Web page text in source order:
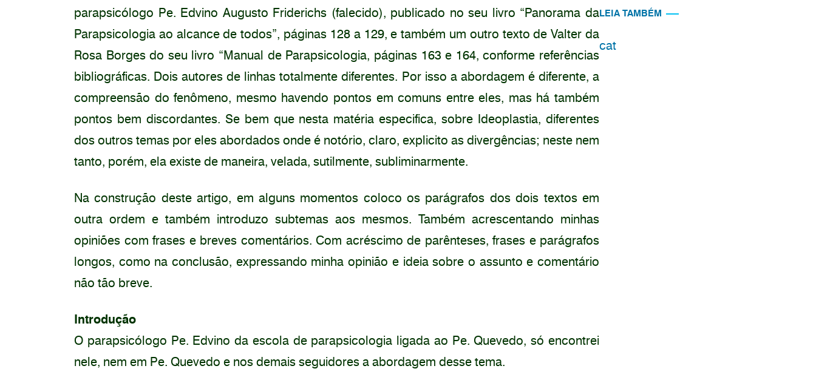
parapsicólogo Pe. Edvino Augusto Friderichs (falecido), publicado no seu livro “Panorama da
Parapsicologia ao alcance de todos”, páginas 128 a 129, e também um outro texto de Valter da
Rosa Borges do seu livro “Manual de Parapsicologia, páginas 163 e 164, conforme referências
bibliográficas. Dois autores de linhas totalmente diferentes. Por isso a abordagem é diferente, a
compreensão do fenômeno, mesmo havendo pontos em comuns entre eles, mas há também
pontos bem discordantes. Se bem que nesta matéria especifica, sobre Ideoplastia, diferentes
dos outros temas por eles abordados onde é notório, claro, explicito as divergências; neste nem
tanto, porém, ela existe de maneira, velada, sutilmente, subliminarmente.
Na construção deste artigo, em alguns momentos coloco os parágrafos dos dois textos em
outra ordem e também introduzo subtemas aos mesmos. Também acrescentando minhas
opiniões com frases e breves comentários. Com acréscimo de parênteses, frases e parágrafos
longos, como na conclusão, expressando minha opinião e ideia sobre o assunto e comentário
não tão breve.
Introdução
O parapsicólogo Pe. Edvino da escola de parapsicologia ligada ao Pe. Quevedo, só encontrei
nele, nem em Pe. Quevedo e nos demais seguidores a abordagem desse tema.
LEIA TAMBÉM
cat